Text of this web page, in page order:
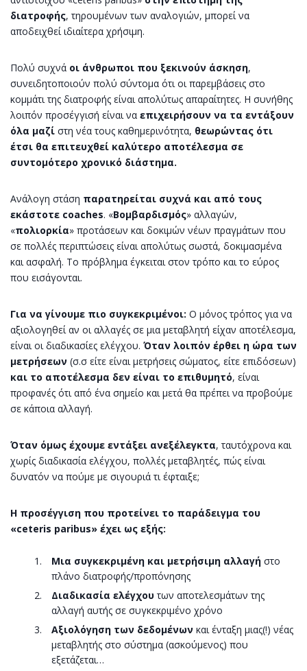
διατροφής, τηρουμένων των αναλογιών, μπορεί να
αποδειχθεί ιδιαίτερα χρήσιμη.
Πολύ συχνά οι άνθρωποι που ξεκινούν άσκηση,
συνειδητοποιούν πολύ σύντομα ότι οι παρεμβάσεις στο
κομμάτι της διατροφής είναι απολύτως απαραίτητες. Η συνήθης
λοιπόν προσέγγισή είναι να επιχειρήσουν να τα εντάξουν
όλα μαζί στη νέα τους καθημερινότητα, θεωρώντας ότι
έτσι θα επιτευχθεί καλύτερο αποτέλεσμα σε
συντομότερο χρονικό διάστημα.
Ανάλογη στάση παρατηρείται συχνά και από τους
εκάστοτε coaches. «Βομβαρδισμός» αλλαγών,
«πολιορκία» προτάσεων και δοκιμών νέων πραγμάτων που
σε πολλές περιπτώσεις είναι απολύτως σωστά, δοκιμασμένα
και ασφαλή. Το πρόβλημα έγκειται στον τρόπο και το εύρος
που εισάγονται.
Για να γίνουμε πιο συγκεκριμένοι: Ο μόνος τρόπος για να
αξιολογηθεί αν οι αλλαγές σε μια μεταβλητή είχαν αποτέλεσμα,
είναι οι διαδικασίες ελέγχου. Όταν λοιπόν έρθει η ώρα των
μετρήσεων (σ.σ είτε είναι μετρήσεις σώματος, είτε επιδόσεων)
και το αποτέλεσμα δεν είναι το επιθυμητό, είναι
προφανές ότι από ένα σημείο και μετά θα πρέπει να προβούμε
σε κάποια αλλαγή.
Όταν όμως έχουμε εντάξει ανεξέλεγκτα, ταυτόχρονα και
χωρίς διαδικασία ελέγχου, πολλές μεταβλητές, πώς είναι
δυνατόν να πούμε με σιγουριά τι έφταιξε;
Η προσέγγιση που προτείνει το παράδειγμα του
«ceteris paribus» έχει ως εξής:
Μια συγκεκριμένη και μετρήσιμη αλλαγή στο
πλάνο διατροφής/προπόνησης
Διαδικασία ελέγχουτων αποτελεσμάτων της
αλλαγή αυτής σε συγκεκριμένο χρόνο
Αξιολόγηση των δεδομένων και ένταξη μιας(!) νέας
μεταβλητής στο σύστημα (ασκούμενος) που
εξετάζεται…